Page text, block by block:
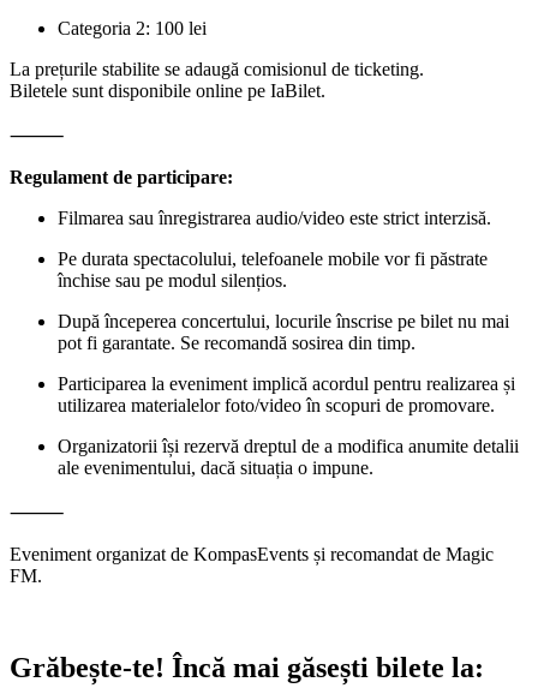
Categoria 2: 100 lei
La prețurile stabilite se adaugă comisionul de ticketing.
Biletele sunt disponibile online pe IaBilet.
⸻
Regulament de participare:
Filmarea sau înregistrarea audio/video este strict interzisă.
Pe durata spectacolului, telefoanele mobile vor fi păstrate
închise sau pe modul silențios.
După începerea concertului, locurile înscrise pe bilet nu mai
pot fi garantate. Se recomandă sosirea din timp.
Participarea la eveniment implică acordul pentru realizarea și
utilizarea materialelor foto/video în scopuri de promovare.
Organizatorii își rezervă dreptul de a modifica anumite detalii
ale evenimentului, dacă situația o impune.
⸻
Eveniment organizat de KompasEvents și recomandat de Magic
FM.
Grăbește-te! Încă mai găsești bilete la: